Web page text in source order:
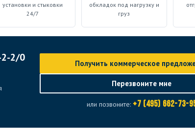
установки и стыковки
24/7
обкладок под нагрузку и
груз
2-2/0
Получить коммерческое
Перезвоните мне
или позвоните: +7 (495) 662-73-